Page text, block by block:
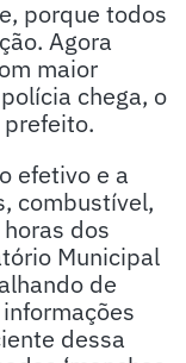
porque todos
Agora
maior
chega, o
efetivo e a
combustível,
dos
Municipal
de
dessa